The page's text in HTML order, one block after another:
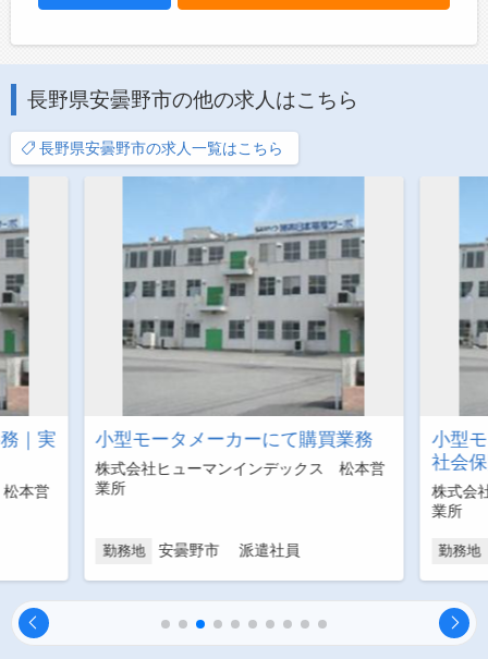
長野県安曇野市の他の求人はこちら
長野県安曇野市の求人一覧はこちら
｜実
本営
小型モータメーカーにて購買業務
株式会社ヒューマンインデックス 松本営
業所
勤務地 安曇野市 派遣社員
小型
社会
株式会
業所
勤務地